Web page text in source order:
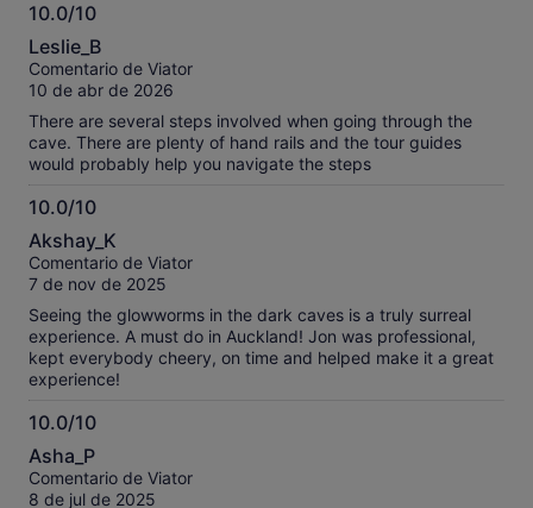
10.0/10
10.0
sobre
10
Leslie_B
Comentario de Viator
10 de abr de 2026
There are several steps involved when going through the
cave. There are plenty of hand rails and the tour guides
would probably help you navigate the steps
10.0/10
10.0
sobre
10
Akshay_K
Comentario de Viator
7 de nov de 2025
Seeing the glowworms in the dark caves is a truly surreal
experience. A must do in Auckland! Jon was professional,
kept everybody cheery, on time and helped make it a great
experience!
10.0/10
10.0
sobre
10
Asha_P
Comentario de Viator
8 de jul de 2025